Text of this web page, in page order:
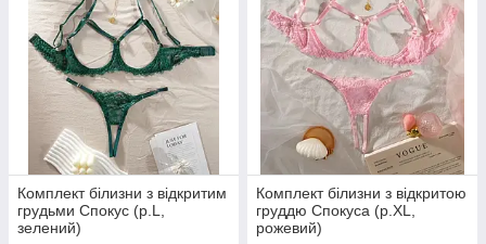
Комплект білизни з відкритим
грудьми Спокус (р.L,
зелений)
Комплект білизни з відкритою
груддю Спокуса (р.XL,
рожевий)